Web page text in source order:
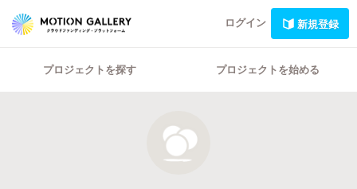
ログイン 新規登録
プロジェクトを探す プロジェクトを始める